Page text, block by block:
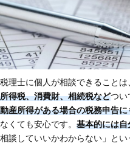
税理士に個人が相談できることは
所得税、消費財、相続税などつい
動産所得がある場合の税務申告
なくても安心です。 基本的には
相談していいかわからない」とい